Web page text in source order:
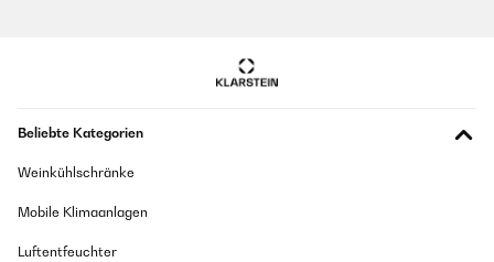
Beliebte Kategorien
Weinkühlschränke
Mobile Klimaanlagen
Luftentfeuchter